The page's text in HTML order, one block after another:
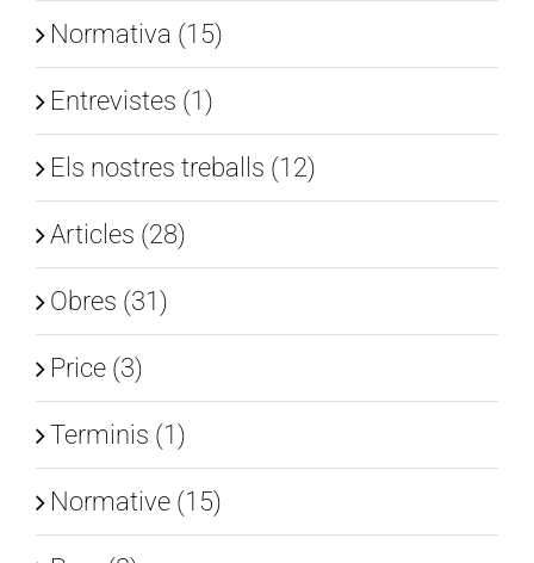
Normativa (15)
Entrevistes (1)
Els nostres treballs (12)
Articles (28)
Obres (31)
Price (3)
Terminis (1)
Normative (15)